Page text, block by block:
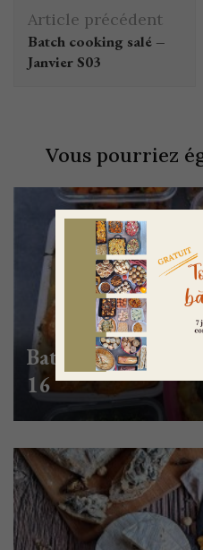
Article précédent
Batch cooking salé –
Janvier S03
Vous pourriez
Batch cooking
16